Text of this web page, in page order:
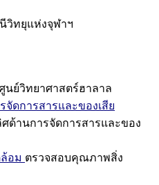
วิทยุแห่งจุฬาฯ
นย์วิทยาศาสตร์ฮาลาล
จัดการสารและของเสีย
ด้านการจัดการสารและของ
อม ตรวจสอบคุณภาพสิ่ง